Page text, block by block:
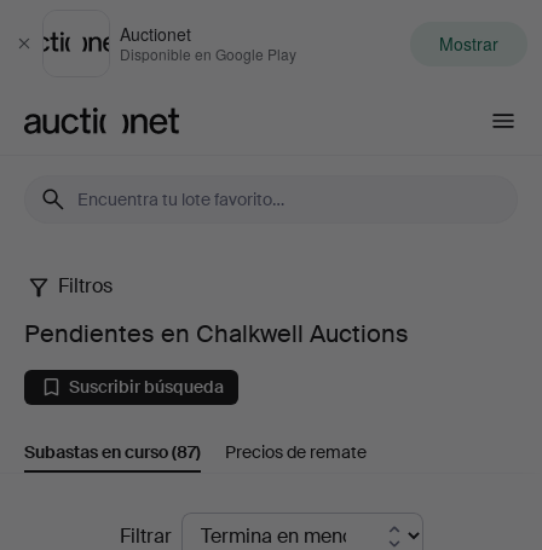
Cerrar
Auctionet
Disponible en Google Play Mostrar
Pendientes
en
Chalkwell
Auctions
Filtros
Pendientes en Chalkwell Auctions
Suscribir búsqueda
Subastas en curso(87) Precios de remate
SubastasFiltrar